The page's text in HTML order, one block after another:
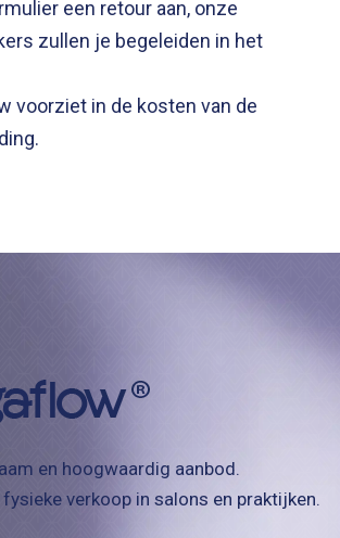
een retour aan, onze
zullen je begeleiden in het
voorziet in de kosten van de
en hoogwaardig aanbod.
verkoop in salons en praktijken.